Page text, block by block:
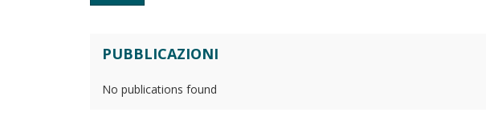
PUBBLICAZIONI
No publications found